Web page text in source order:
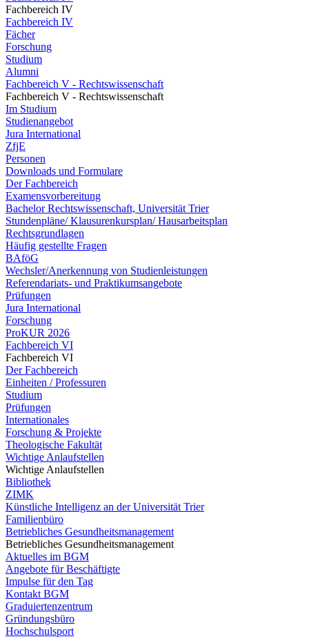
Fachbereich IV
Fachbereich IV
Fächer
Forschung
Studium
Alumni
Fachbereich V - Rechtswissenschaft
Fachbereich V - Rechtswissenschaft
Im Studium
Studienangebot
Jura International
ZfjE
Personen
Downloads und Formulare
Der Fachbereich
Examensvorbereitung
Bachelor Rechtswissenschaft, Universität Trier
Stundenpläne/ Klausurenkursplan/ Hausarbeitsplan
Rechtsgrundlagen
Häufig gestellte Fragen
BAföG
Wechsler/Anerkennung von Studienleistungen
Referendariats- und Praktikumsangebote
Prüfungen
Jura International
Forschung
ProKUR 2026
Fachbereich VI
Fachbereich VI
Der Fachbereich
Einheiten / Professuren
Studium
Prüfungen
Internationales
Forschung & Projekte
Theologische Fakultät
Wichtige Anlaufstellen
Wichtige Anlaufstellen
Bibliothek
ZIMK
Künstliche Intelligenz an der Universität Trier
Familienbüro
Betriebliches Gesundheitsmanagement
Betriebliches Gesundheitsmanagement
Aktuelles im BGM
Angebote für Beschäftigte
Impulse für den Tag
Kontakt BGM
Graduiertenzentrum
Gründungsbüro
Hochschulsport